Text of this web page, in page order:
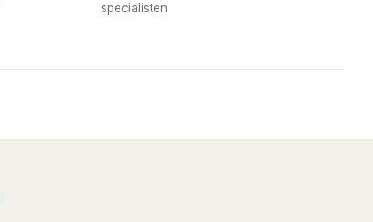
specialisten